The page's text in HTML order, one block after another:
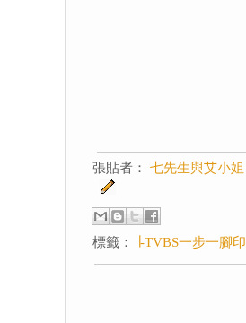
張貼者： 七先生與艾小姐
標籤： ∣-TVBS一步一腳